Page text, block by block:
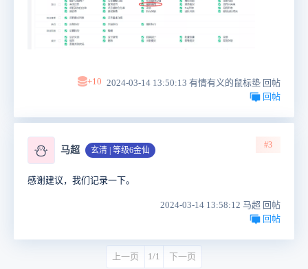
+10 2024-03-14 13:50:13 有情有义的鼠标垫 回帖
回帖
⛄ 马超 玄清 | 等级6金仙
#3
感谢建议，我们记录一下。
2024-03-14 13:58:12 马超 回帖
回帖
上一页 1/1 下一页